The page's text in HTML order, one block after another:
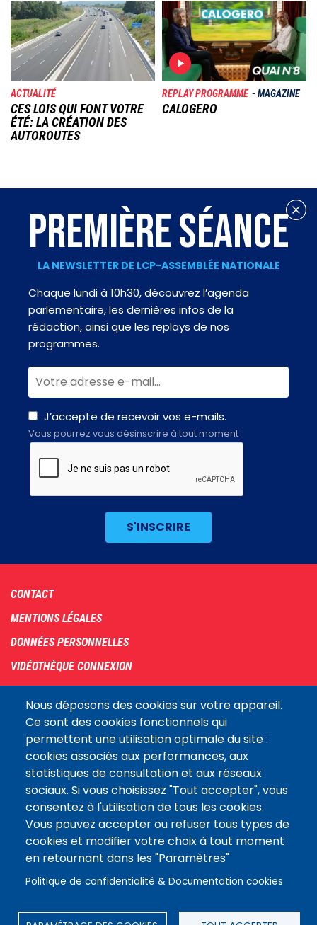
Image
ACTUALITÉ
CES LOIS QUI FONT VOTRE
ÉTÉ: LA CRÉATION DES
AUTOROUTES
Image
REPLAY PROGRAMME MAGAZINE
CALOGERO
Nous déposons des cookies sur votre appareil.
Ce sont des cookies fonctionnels qui
permettent une utilisation optimale du site :
cookies associés aux performances, aux
statistiques de consultation et aux réseaux
sociaux. Si vous choisissez "Tout accepter", vous
consentez à l'utilisation de tous les cookies.
Vous pouvez accepter ou refuser tous types de
cookies et modifier votre choix à tout moment
en retournant dans les "Paramètres"
Politique de confidentialité & Documentation cookies
PREMIÈRE SÉANCE
LA NEWSLETTER DE LCP-ASSEMBLÉE NATIONALE
Chaque lundi à 10h30, découvrez l’agenda
parlementaire, les dernières infos de la
rédaction, ainsi que les replays de nos
programmes.
J’accepte de recevoir vos e-mails.
Vous pourrez vous désinscrire à tout moment
Footer
menu
CONTACT
MENTIONS LÉGALES
DONNÉES PERSONNELLES
VIDÉOTHÈQUE CONNEXION
COOKIES
Assemblée
nationaleLE SITE DE L’ASSEMBLÉE NATIONALE
Suivez-nous